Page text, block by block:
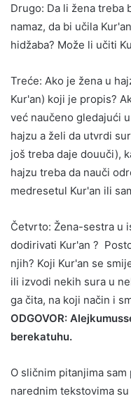
Drugo: Da li žena treba
namaz, da bi učila
hidžaba? Može li učiti
Treće: Ako je žena u
Kur'an) koji je propis?
već naučeno gledajući
hajzu a želi da utvrdi
još treba daje douuči),
hajzu treba da nauči
medresetul Kur'an ili
Četvrto: Žena-sestra u
dodirivati Kur'an ?
njih? Koji Kur'an se
ili izvodi nekih sura u
ga čita, na koji način i
ODGOVOR:
berekatuhu.
O sličnim pitanjima
narednim tekstovima